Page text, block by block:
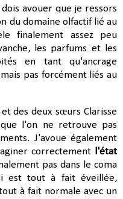
avouer que je ressors
du domaine olfactif lié au
finalement assez peu
les parfums et les
en tant qu'ancrage
pas forcément liés au
des deux sœurs Clarisse
l'on ne retrouve pas
J'avoue également
correctementl'état
pas dans le coma
est tout à fait éveillée,
à fait normale avec un